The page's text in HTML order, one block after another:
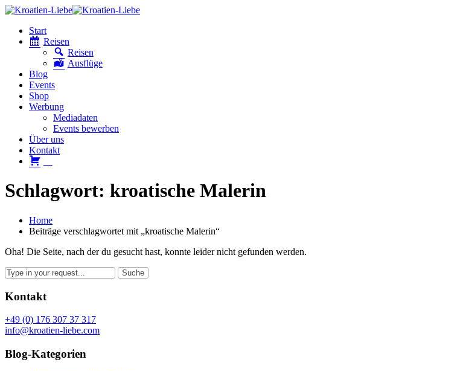
Start
Reisen
Reisen
Ausflüge
Blog
Events
Shop
Werbung
Mediadaten
Events bewerben
Über uns
Kontakt
Schlagwort: kroatische Malerin
Home
Beiträge verschlagwortet mit „kroatische Malerin“
Oha! Die Seite, nach der du gesucht hast, konnte leider nicht gefunden werden.
Kontakt
+49 (0) 176 307 37 317
info@kroatien-liebe.com
Blog-Kategorien